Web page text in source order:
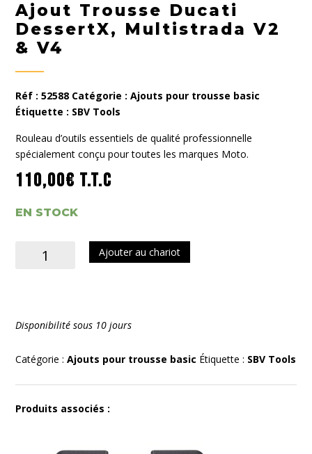
Ajout Trousse Ducati
DessertX, Multistrada V2
& V4
Réf :52588 Catégorie :Ajouts pour trousse basic
Étiquette : SBV Tools
Rouleau d’outils essentiels de qualité professionnelle
spécialement conçu pour toutes les marques Moto.
110,00€ T.T.C
EN STOCK
quantité
DessertX,
V2
Ajouter au chariot
Disponibilité sous 10 jours
Catégorie :Ajouts pour trousse basic Étiquette : SBV Tools
Produits associés :